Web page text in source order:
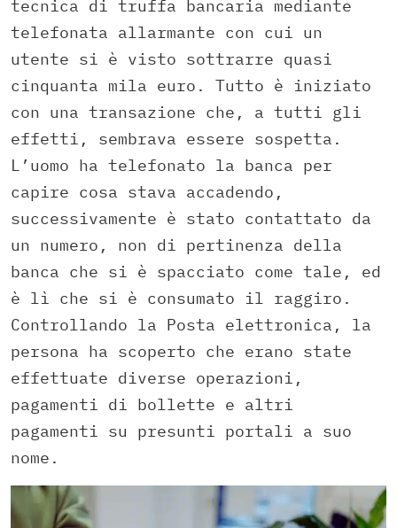
tecnica di truffa bancaria mediante
telefonata allarmante con cui un
utente si è visto sottrarre quasi
cinquanta mila euro. Tutto è iniziato
con una transazione che, a tutti gli
effetti, sembrava essere sospetta.
L’uomo ha telefonato la banca per
capire cosa stava accadendo,
successivamente è stato contattato da
un numero, non di pertinenza della
banca che si è spacciato come tale, ed
è lì che si è consumato il raggiro.
Controllando la Posta elettronica, la
persona ha scoperto che erano state
effettuate diverse operazioni,
pagamenti di bollette e altri
pagamenti su presunti portali a suo
nome.